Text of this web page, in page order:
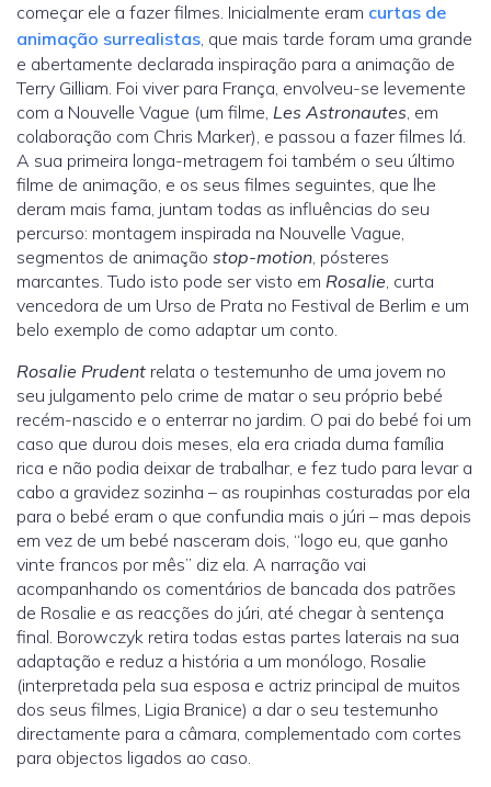
começar ele a fazer filmes. Inicialmente eram curtas de
animação surrealistas, que mais tarde foram uma grande
e abertamente declarada inspiração para a animação de
Terry Gilliam. Foi viver para França, envolveu-se levemente
com a Nouvelle Vague (um filme, Les Astronautes, em
colaboração com Chris Marker), e passou a fazer filmes lá.
A sua primeira longa-metragem foi também o seu último
filme de animação, e os seus filmes seguintes, que lhe
deram mais fama, juntam todas as influências do seu
percurso: montagem inspirada na Nouvelle Vague,
segmentos de animação stop-motion, pósteres
marcantes. Tudo isto pode ser visto em Rosalie, curta
vencedora de um Urso de Prata no Festival de Berlim e um
belo exemplo de como adaptar um conto.
Rosalie Prudent relata o testemunho de uma jovem no
seu julgamento pelo crime de matar o seu próprio bebé
recém-nascido e o enterrar no jardim. O pai do bebé foi um
caso que durou dois meses, ela era criada duma família
rica e não podia deixar de trabalhar, e fez tudo para levar a
cabo a gravidez sozinha – as roupinhas costuradas por ela
para o bebé eram o que confundia mais o júri – mas depois
em vez de um bebé nasceram dois, “logo eu, que ganho
vinte francos por mês” diz ela. A narração vai
acompanhando os comentários de bancada dos patrões
de Rosalie e as reacções do júri, até chegar à sentença
final. Borowczyk retira todas estas partes laterais na sua
adaptação e reduz a história a um monólogo, Rosalie
(interpretada pela sua esposa e actriz principal de muitos
dos seus filmes, Ligia Branice) a dar o seu testemunho
directamente para a câmara, complementado com cortes
para objectos ligados ao caso.